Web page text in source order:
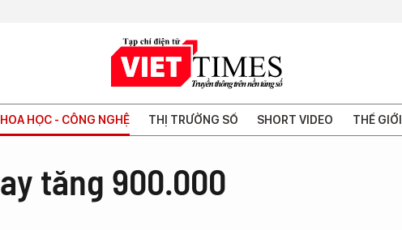
HỌC - CÔNG NGHỆ THỊ TRƯỜNG SỐ SHORT VIDEO THẾ GIỚI
tăng 900.000